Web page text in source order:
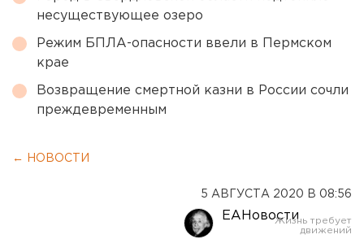
несуществующее озеро
Режим БПЛА-опасности ввели в Пермском
крае
Возвращение смертной казни в России сочли
преждевременным
← НОВОСТИ
5 АВГУСТА 2020 В 08:56
ЕАНовости